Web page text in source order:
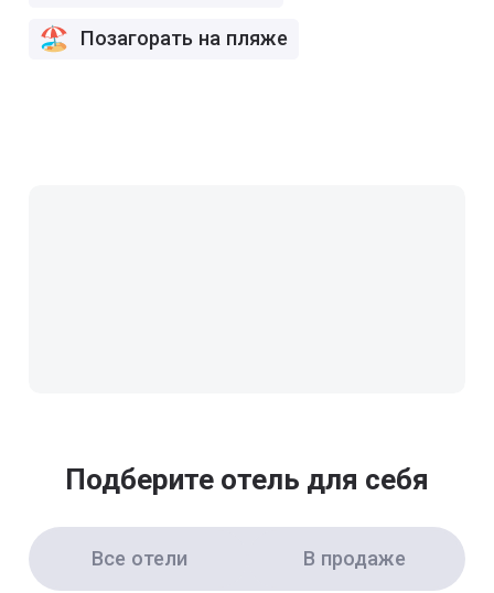
Позагорать на пляже
Подберите отель для себя
Все отели В продаже